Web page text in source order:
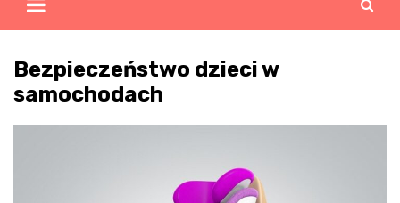
Bezpieczeństwo dzieci w
samochodach